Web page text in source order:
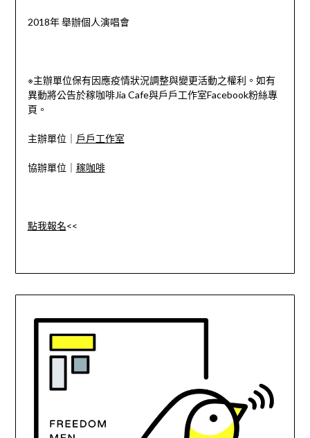
2018年 舉辦個人演唱會
※主辦單位保有因應疫情狀況調整與變更活動之權利。如有
異動將公告於稼咖啡Jia Cafe與戶戶工作室Facebook粉絲專
頁。
主辦單位｜ 戶戶工作室
協辦單位｜ 稼咖啡
點我報名<<